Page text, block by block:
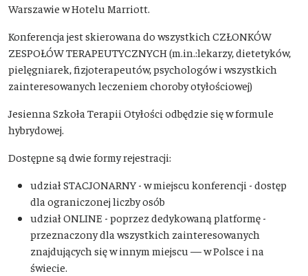
Warszawie w Hotelu Marriott.
Konferencja jest skierowana do wszystkich CZŁONKÓW
ZESPOŁÓW TERAPEUTYCZNYCH (m.in.:lekarzy, dietetyków,
pielęgniarek, fizjoterapeutów, psychologów i wszystkich
zainteresowanych leczeniem choroby otyłościowej)
Jesienna Szkoła Terapii Otyłości odbędzie się w formule
hybrydowej.
Dostępne są dwie formy rejestracji:
udział STACJONARNY - w miejscu konferencji - dostęp
dla ograniczonej liczby osób
udział ONLINE - poprzez dedykowaną platformę -
przeznaczony dla wszystkich zainteresowanych
znajdujących się w innym miejscu — w Polsce i na
świecie.